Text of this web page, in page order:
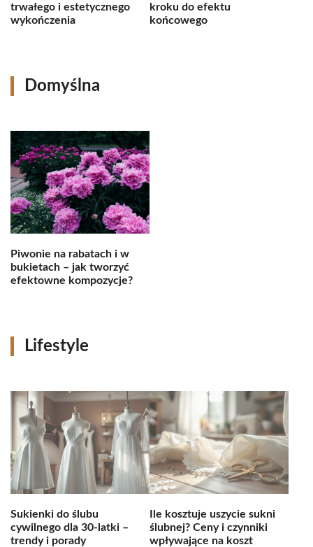
trwałego i estetycznego
wykończenia
kroku do efektu
końcowego
Domyślna
Piwonie na rabatach i w
bukietach – jak tworzyć
efektowne kompozycje?
Lifestyle
Sukienki do ślubu
cywilnego dla 30-latki –
trendy i porady
Ile kosztuje uszycie sukni
ślubnej? Ceny i czynniki
wpływające na koszt